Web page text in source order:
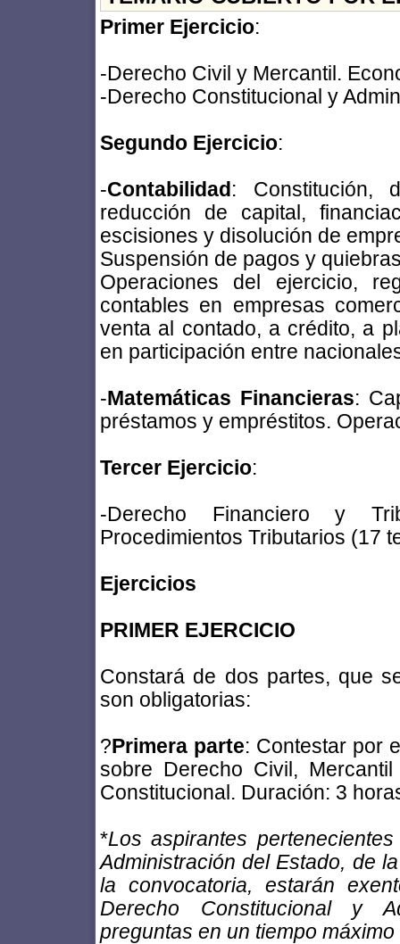
Primer Ejercicio:
-Derecho Civil y Mercantil.
-Derecho Constitucional y
Segundo Ejercicio:
-Contabilidad : Constitución,
reducción de capital,
escisiones y disolución de
Suspensión de pagos y
Operaciones del ejercicio,
contables en empresas
venta al contado, a crédito, a
en participación entre
-Matemáticas Financieras:
préstamos y empréstitos.
Tercer Ejercicio:
-Derecho Financiero y
Procedimientos Tributarios (17
Ejercicios
PRIMER EJERCICIO
Constará de dos partes, que
son obligatorias:
?Primera parte: Contestar por
sobre Derecho Civil,
Constitucional. Duración: 3
*Los aspirantes
Administración del Estado, de
la convocatoria, estarán
Derecho Constitucional y
preguntas en un tiempo